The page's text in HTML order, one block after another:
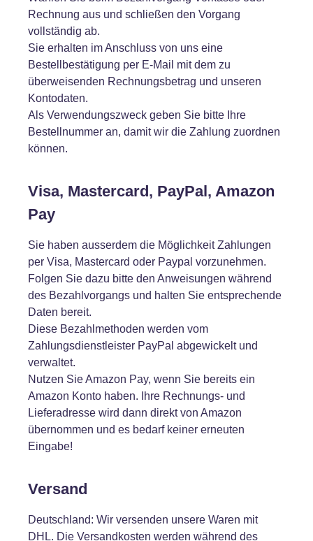
Rechnung aus und schließen den Vorgang
vollständig ab.
Sie erhalten im Anschluss von uns eine
Bestellbestätigung per E-Mail mit dem zu
überweisenden Rechnungsbetrag und unseren
Kontodaten.
Als Verwendungszweck geben Sie bitte Ihre
Bestellnummer an, damit wir die Zahlung zuordnen
können.
Visa, Mastercard, PayPal, Amazon
Pay
Sie haben ausserdem die Möglichkeit Zahlungen
per Visa, Mastercard oder Paypal vorzunehmen.
Folgen Sie dazu bitte den Anweisungen während
des Bezahlvorgangs und halten Sie entsprechende
Daten bereit.
Diese Bezahlmethoden werden vom
Zahlungsdienstleister PayPal abgewickelt und
verwaltet.
Nutzen Sie Amazon Pay, wenn Sie bereits ein
Amazon Konto haben. Ihre Rechnungs- und
Lieferadresse wird dann direkt von Amazon
übernommen und es bedarf keiner erneuten
Eingabe!
Versand
Deutschland: Wir versenden unsere Waren mit
DHL. Die Versandkosten werden während des